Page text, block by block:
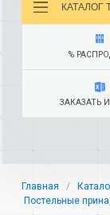
КАТАЛОГ
%
ЗАКАЗАТЬ
Главная
Постельные